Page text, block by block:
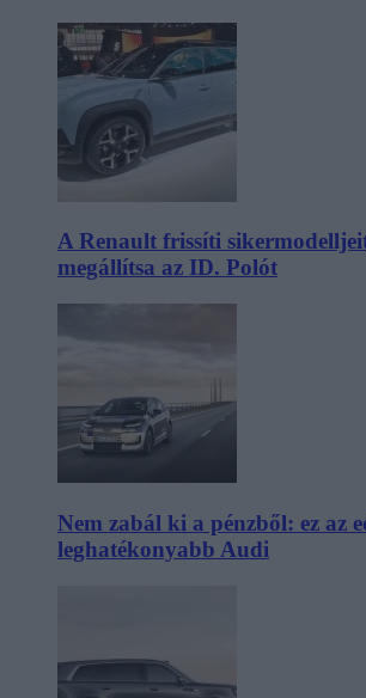
A Renault frissíti
megállítsa az ID. Polót
Nem zabál ki a pénzből: ez az
leghatékonyabb Audi